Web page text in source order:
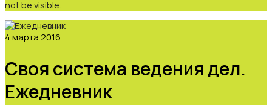
not be visible.
4 марта 2016
Своя система ведения дел.
Ежедневник